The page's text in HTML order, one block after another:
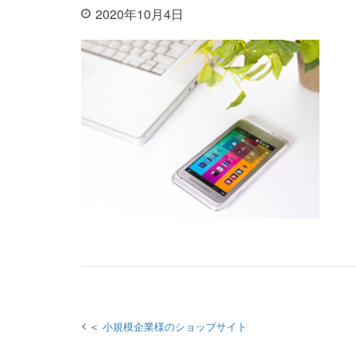
2020年10月4日
小規模企業様のショップサイト